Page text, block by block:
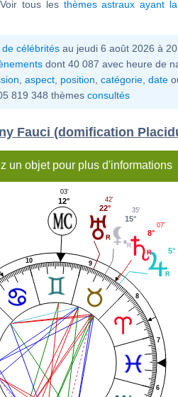
Voir tous les thèmes astraux ayant
célébritésau jeudi 6 août 2026 à
dont 40 087 avec heure de
aspect position catégorie date
819 348 thèmes consultés
Fauci (domification
un objet pour plus d'informations
6
7
8
9
10
5°
8°
07'
15°
35'
22°
42'
12°
03'